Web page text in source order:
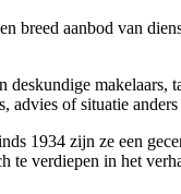
aanbod van
advies of situatie anders
1934 zijn ze een
te verdiepen in het